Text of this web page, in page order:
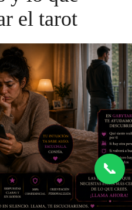
el tarot
📞